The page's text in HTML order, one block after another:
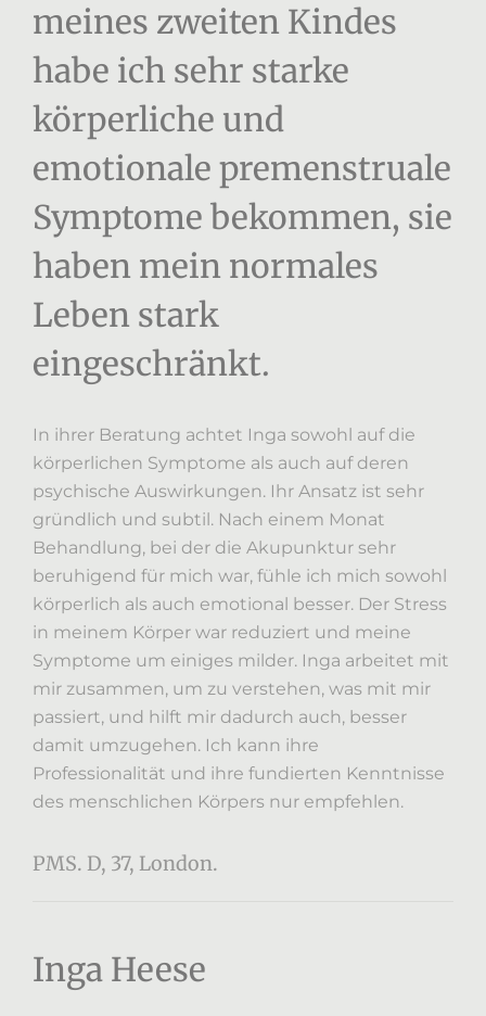
meines zweiten Kindes
habe ich sehr starke
körperliche und
emotionale premenstruale
Symptome bekommen, sie
haben mein normales
Leben stark
eingeschränkt.
In ihrer Beratung achtet Inga sowohl auf die
körperlichen Symptome als auch auf deren
psychische Auswirkungen. Ihr Ansatz ist sehr
gründlich und subtil. Nach einem Monat
Behandlung, bei der die Akupunktur sehr
beruhigend für mich war, fühle ich mich sowohl
körperlich als auch emotional besser. Der Stress
in meinem Körper war reduziert und meine
Symptome um einiges milder. Inga arbeitet mit
mir zusammen, um zu verstehen, was mit mir
passiert, und hilft mir dadurch auch, besser
damit umzugehen. Ich kann ihre
Professionalität und ihre fundierten Kenntnisse
des menschlichen Körpers nur empfehlen.
PMS. D, 37, London.
Inga Heese